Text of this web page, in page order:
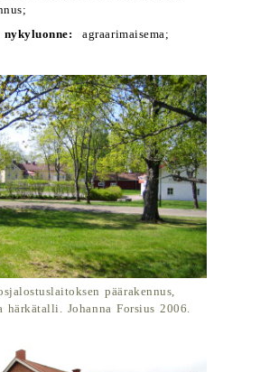
agraarimaisema;
päärakennus,
härkätalli. Johanna Forsius 2006.